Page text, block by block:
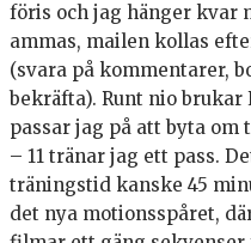
föris och jag hänger kvar
ammas, mailen kollas
(svara på kommentarer,
bekräfta). Runt nio brukar
passar jag på att byta
– 11 tränar jag ett pass.
träningstid kanske 45
det nya motionsspåret,